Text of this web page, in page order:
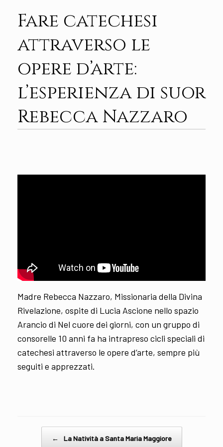
Fare catechesi
attraverso le
opere d’arte:
l’esperienza di suor
Rebecca Nazzaro
Madre Rebecca Nazzaro, Missionaria della Divina
Rivelazione, ospite di Lucia Ascione nello spazio
Arancio di Nel cuore dei giorni, con un gruppo di
consorelle 10 anni fa ha intrapreso cicli speciali di
catechesi attraverso le opere d’arte, sempre più
seguiti e apprezzati.
← La Natività a Santa Maria Maggiore